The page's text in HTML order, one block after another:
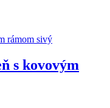
s kovovým